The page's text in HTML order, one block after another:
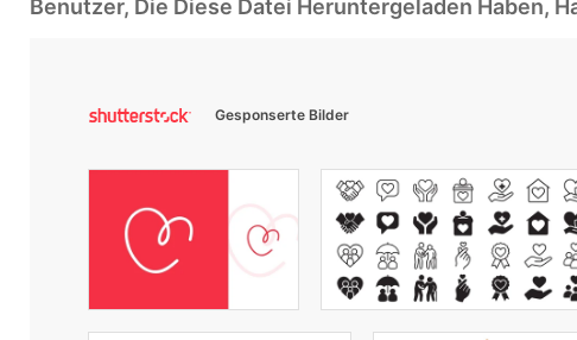
Benutzer, Die Diese Datei Heruntergeladen Haben,
Gesponserte Bilder